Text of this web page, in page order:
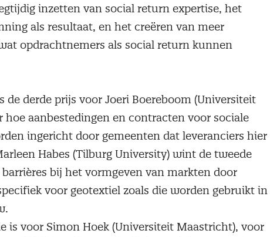
inzetten van social return expertise, het
als resultaat, en het creëren van meer
opdrachtnemers als social return kunnen
de derde prijs voor Joeri Boereboom (Universiteit
aanbestedingen en contracten voor sociale
ingericht door gemeenten dat leveranciers hier
Habes (Tilburg University) wint de tweede
bij het vormgeven van markten door
voor geotextiel zoals die worden gebruikt in
is voor Simon Hoek (Universiteit Maastricht), voor